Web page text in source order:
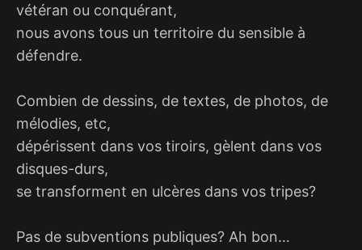
vétéran ou conquérant,
nous avons tous un territoire du sensible à
défendre.
Combien de dessins, de textes, de photos, de
mélodies, etc,
dépérissent dans vos tiroirs, gèlent dans vos
disques-durs,
se transforment en ulcères dans vos tripes?
Pas de subventions publiques? Ah bon…